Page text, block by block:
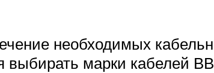
необходимых
выбирать марки кабелей